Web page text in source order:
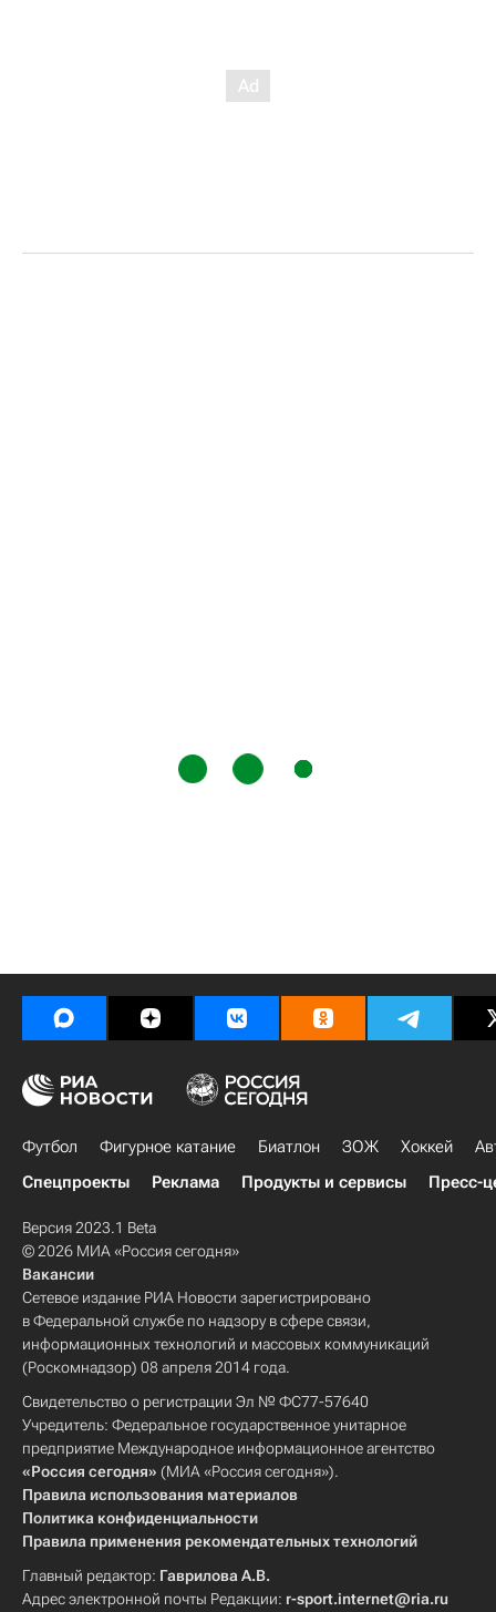
Футбол Фигурное катание Биатлон ЗОЖ Хоккей
Спецпроекты
Реклама Продукты и сервисы Пресс-
Версия 2023.1 Beta
© 2026 МИА «Россия сегодня»
Вакансии
Сетевое издание РИА Новости зарегистрировано
в Федеральной службе по надзору в сфере связи,
информационных технологий и массовых коммуникаций
(Роскомнадзор) 08 апреля 2014 года.
Свидетельство о регистрации Эл № ФС77-57640
Учредитель: Федеральное государственное унитарное
предприятие Международное информационное агентство
«Россия сегодня» (МИА «Россия сегодня»).
Правила использования материалов
Политика конфиденциальности
Правила применения рекомендательных технологий
Главный редактор: Гаврилова А.В.
Адрес электронной почты Редакции: r-sport.internet@ria.ru